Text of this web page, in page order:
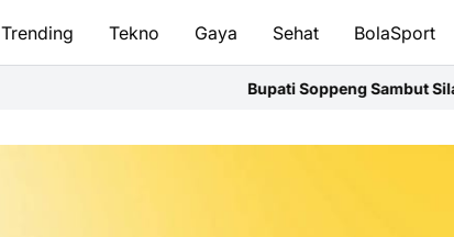
Trending Tekno Gaya Sehat BolaSport
Bupati Soppeng Sambut Silaturahmi Kapolres,Perkuat